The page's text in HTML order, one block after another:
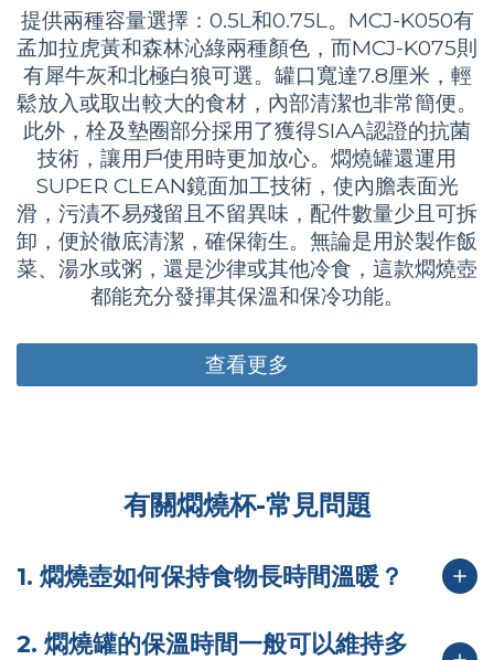
提供兩種容量選擇：0.5L和0.75L。MCJ-K050有
孟加拉虎黃和森林沁綠兩種顏色，而MCJ-K075則
有犀牛灰和北極白狼可選。罐口寬達7.8厘米，輕
鬆放入或取出較大的食材，內部清潔也非常簡便。
此外，栓及墊圈部分採用了獲得SIAA認證的抗菌
技術，讓用戶使用時更加放心。燜燒罐還運用
SUPER CLEAN鏡面加工技術，使內膽表面光
滑，污漬不易殘留且不留異味，配件數量少且可拆
卸，便於徹底清潔，確保衛生。無論是用於製作飯
菜、湯水或粥，還是沙律或其他冷食，這款燜燒壺
都能充分發揮其保溫和保冷功能。
查看更多
有關燜燒杯-常見問題
1. 燜燒壺如何保持食物長時間溫暖？
2. 燜燒罐的保溫時間一般可以維持多